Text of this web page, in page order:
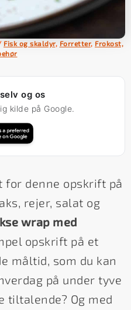
Fisk og skaldyr, Forretter, Frokost,
og os
kilde på Google.
for denne opskrift på
rejer, salat og
wrap med
opskrift på et
måltid, som du kan
på under tyve
tiltalende? Og med